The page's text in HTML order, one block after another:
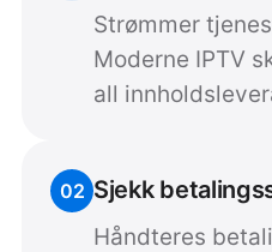
Strømmer
Moderne IPTV
all
02 Sjekk
Håndteres